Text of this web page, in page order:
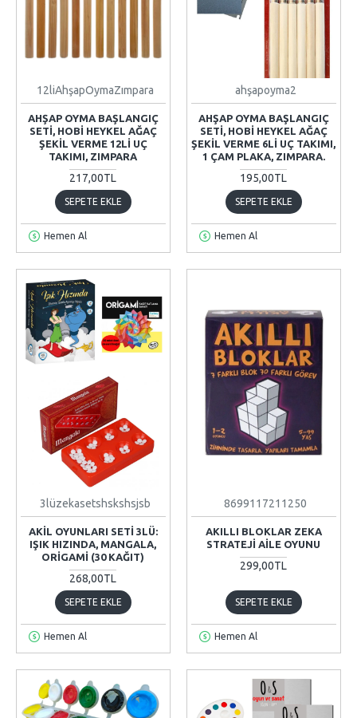
12liAhşapOymaZımpara
AHŞAP OYMA BAŞLANGIÇ
SETI, HOBI HEYKEL AĞAÇ
ŞEKIL VERME 12LI UÇ
TAKIMI, ZIMPARA
217,00TL
SEPETE EKLE
Hemen Al
ahşapoyma2
AHŞAP OYMA BAŞLANGIÇ
SETI, HOBI HEYKEL AĞAÇ
ŞEKIL VERME 6LI UÇ TAKIMI,
1 ÇAM PLAKA, ZIMPARA.
195,00TL
SEPETE EKLE
Hemen Al
3lüzekasetshskshsjsb
AKIL OYUNLARI SETI 3LÜ:
IŞIK HIZINDA, MANGALA,
ORIGAMI (30 KAĞIT)
268,00TL
SEPETE EKLE
Hemen Al
8699117211250
AKILLI BLOKLAR ZEKA
STRATEJI AILE OYUNU
299,00TL
SEPETE EKLE
Hemen Al